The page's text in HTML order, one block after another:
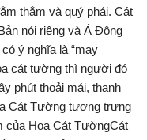
thắm và quý phái. Cát
nói riêng và Á Đông
ý nghĩa là “may
cát tường thì người đó
phút thoải mái, thanh
Cát Tường tượng trưng
của Hoa Cát TườngCát